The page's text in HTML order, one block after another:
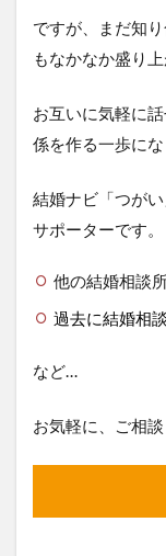
ですが、まだ知
もなかなか盛り
お互いに気軽に
係を作る一歩にな
結婚ナビ「つが
サポーターです。
他の結婚相談
過去に結婚相
など…
お気軽に、ご相談